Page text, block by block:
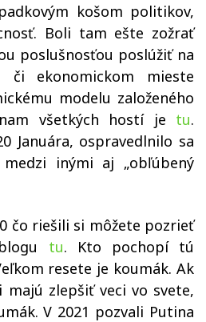
košom politikov,
Boli tam ešte zožrať
poslušnosťou poslúžiť na
či ekonomickom mieste
modelu založeného
všetkých hostí je tu.
Januára, ospravedlnilo sa
medzi inými aj „obľúbený
čo riešili si môžete pozrieť
tu. Kto pochopí tú
resete je koumák. Ak
majú zlepšiť veci vo svete,
V 2021 pozvali Putina